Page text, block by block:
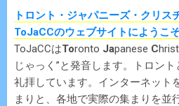
トロント・ジャパニーズ・クリス
ToJaCCのウェブサイトにようこそ
ToJaCCはToronto Japanese C
じゃっく”と発音します。トロン
礼拝しています。インターネット
まりと、各地で実際の集まりを並